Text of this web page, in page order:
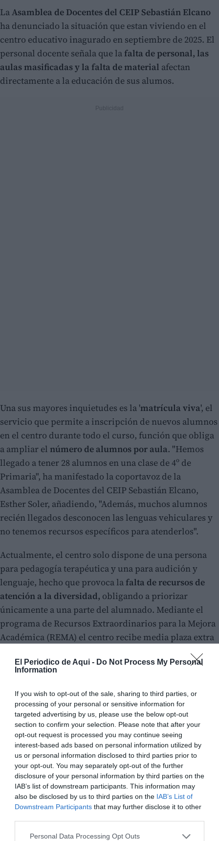
El Periodico de Aqui - Do Not Process My Personal
Information
If you wish to opt-out of the sale, sharing to third parties, or
processing of your personal or sensitive information for
targeted advertising by us, please use the below opt-out
section to confirm your selection. Please note that after your
opt-out request is processed you may continue seeing
interest-based ads based on personal information utilized by
us or personal information disclosed to third parties prior to
your opt-out. You may separately opt-out of the further
disclosure of your personal information by third parties on the
IAB’s list of downstream participants. This information may
also be disclosed by us to third parties on the IAB’s List of
Downstream Participants that may further disclose it to other
Personal Data Processing Opt Outs
LaAsamblea de Docentes del CEIP Sebastián Elcano
ha denunciado la situación que estan viviendo en el
centro educativo inagurado en septiembre de 2025. El
personal docente señala que la falta de personal, las
aulas masificadas y la falta de material afectan
directamente a la educación de sus alumos.
Una sus mayores inquietudes es la 'matrícula viva', el
servicio que permite a inscripción de nuevos alumnos
en el centro durante todo el curso, función que obliga
a ampliar el número de alumnos por aula. "Hemos
llegado a tener 28 alumnos en una clase de 4º de
Primaria", ha manifestado la coportavoz de la
Asamblea de Docentes del CEIP Sebastián Elcano,
Esther Soler, añadiendo, "Además, muchos alumnos
recién llegados desconocen las lenguas vehiculares y
no tenemos recursos específicos para atenderlos".
Actualmente, el centro solo dispone de una persona
para pedagogía terapéutica y una para audición y
lenguaje, hecho que provoca la falta de recursos de
atención a la diversidad, obligando a priorizar
únicamente a una parte del alumnado. Mediante el
programa de Recursos Extraordinarios para la Mejora
Académica (REMA) el centro recibe media plaza extra
de pedagogía terapéutica, un refuerzo provisional que
debe solicitarse cada curso y que no garantiza
educativa cuandono tenemos suficiente personal
para atender al alumnado con necesidades ", ha
afirmado Soler.